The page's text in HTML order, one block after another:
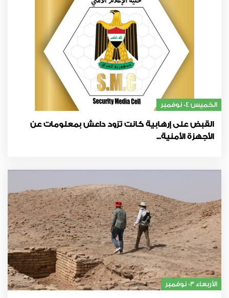
الخميس 04 نوفمبر
القبض على إرهابية كانت تزود داعش بمعلومات عن
الأجهزة الأمنية...
الأربعاء 03 نوفمبر